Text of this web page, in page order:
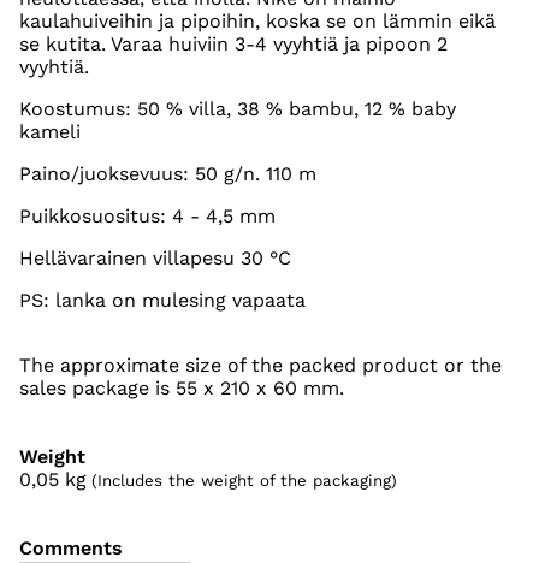
kaulahuiveihin ja pipoihin, koska se on lämmin eikä
se kutita. Varaa huiviin 3-4 vyyhtiä ja pipoon 2
vyyhtiä.
Koostumus: 50 % villa, 38 % bambu, 12 % baby
kameli
Paino/juoksevuus: 50 g/n. 110 m
Puikkosuositus: 4 - 4,5 mm
Hellävarainen villapesu 30 °C
PS: lanka on mulesing vapaata
The approximate size of the packed product or the
sales package is 55 x 210 x 60 mm.
Weight
0,05 kg (Includes the weight of the packaging)
Comments